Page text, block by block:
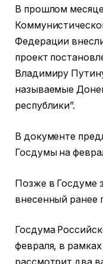
В прошлом
Федерации
проект
Владимиру
называемые
республики”.
В документе
Госдумы на
Позже в Госдуме
внесенный ранее
Госдума
февраля, в